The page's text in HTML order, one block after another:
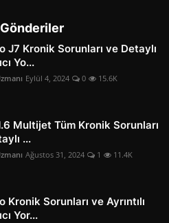
J7 Kronik Sorunları ve Detaylı
Yo...
Eylül 4, 2024 0 15.6K
Multijet Tüm Kronik Sorunları
...
Ağustos 31, 2024 1 11.4K
Kronik Sorunları ve Ayrıntılı
Yor...